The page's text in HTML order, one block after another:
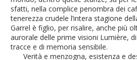
sfatti, nella complice penombra dei
tenerezza crudele l’intera stagione
Garrel è figlio, per risalire, anche più
aurorale delle prime visioni Lumière,
tracce e di memoria sensibile.
Verità e menzogna, esistenza e